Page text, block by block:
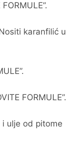
karanfilić u
FORMULE”.
ulje od pitome